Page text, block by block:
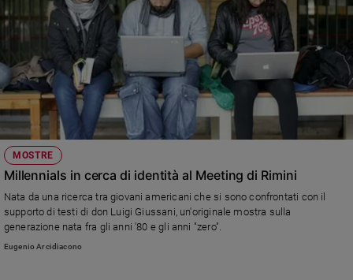
MOSTRE
Millennials in cerca di identità al Meeting di Rimini
Nata da una ricerca tra giovani americani che si sono confrontati con il
supporto di testi di don Luigi Giussani, un'originale mostra sulla
generazione nata fra gli anni '80 e gli anni "zero".
Eugenio Arcidiacono